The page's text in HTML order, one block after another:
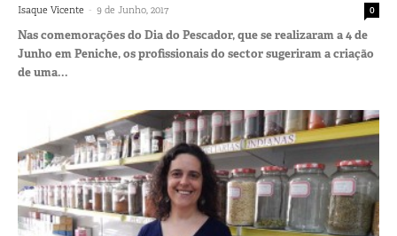
Isaque Vicente - 9 de Junho, 2017 0
Nas comemorações do Dia do Pescador, que se realizaram a 4 de
Junho em Peniche, os profissionais do sector sugeriram a criação
de uma...